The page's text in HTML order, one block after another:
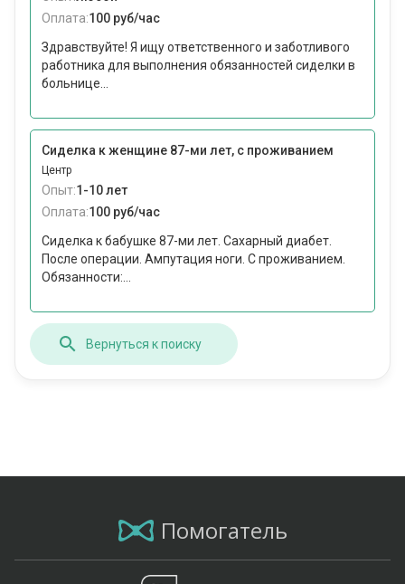
Оплата:100 руб/час
Здравствуйте! Я ищу ответственного и заботливого
работника для выполнения обязанностей сиделки в
больнице...
Сиделка к женщине 87-ми лет, с проживанием
Центр
Опыт:1-10 лет
Оплата:100 руб/час
Сиделка к бабушке 87-ми лет. Сахарный диабет.
После операции. Ампутация ноги. С проживанием.
Обязанности:...
Вернуться к поиску
Помогатель